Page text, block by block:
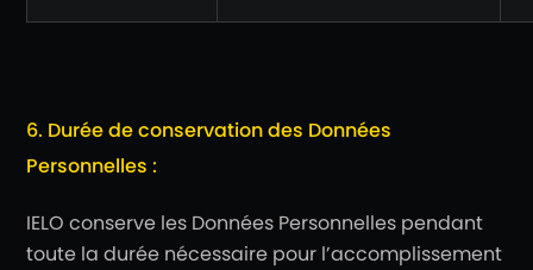
6. Durée de conservation des Données
Personnelles :
IELO conserve les Données Personnelles pendant
toute la durée nécessaire pour l’accomplissement